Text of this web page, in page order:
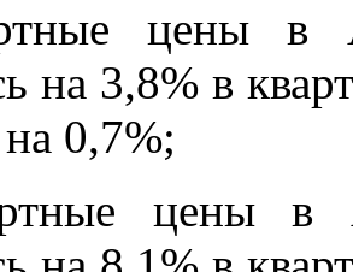
цены в
на 3,8% в
на 0,7%;
цены в